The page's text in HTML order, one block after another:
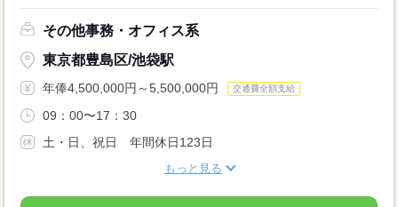
その他事務・オフィス系
東京都豊島区/池袋駅
年俸4,500,000円～5,500,000円 交通費全額支給
09：00〜17：30
土・日、祝日 年間休日123日
もっと見る